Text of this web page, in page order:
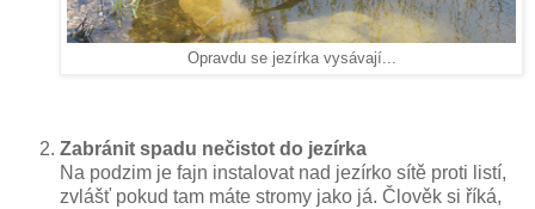
Opravdu se jezírka vysávají...
Zabránit spadu nečistot do jezírka
Na podzim je fajn instalovat nad jezírko sítě proti listí,
zvlášť pokud tam máte stromy jako já. Člověk si říká,